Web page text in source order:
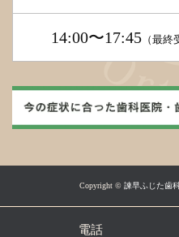
14:00〜17:45 （最終
Copyright © 諫早ふじた歯
電話